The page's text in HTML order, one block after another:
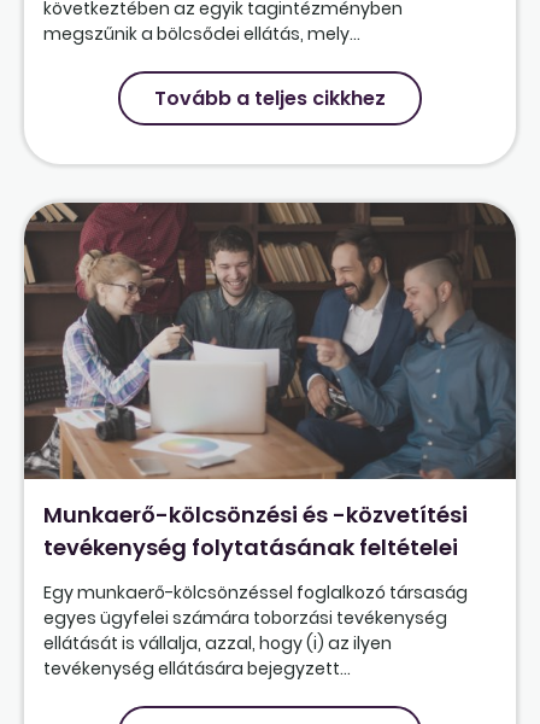
következtében az egyik tagintézményben
megszűnik a bölcsődei ellátás, mely...
Tovább a teljes cikkhez
Munkaerő-kölcsönzési és -közvetítési
tevékenység folytatásának feltételei
Egy munkaerő-kölcsönzéssel foglalkozó társaság
egyes ügyfelei számára toborzási tevékenység
ellátását is vállalja, azzal, hogy (i) az ilyen
tevékenység ellátására bejegyzett...